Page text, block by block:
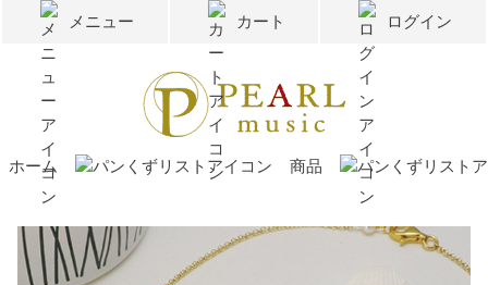
メニュー カート ログイン
ホーム 商品